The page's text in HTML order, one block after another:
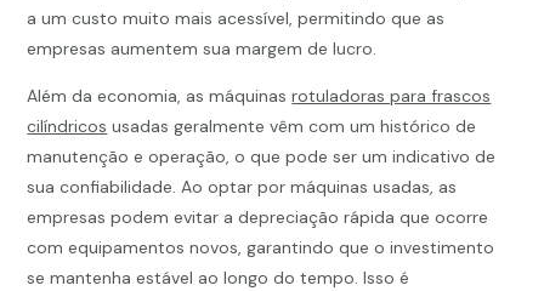
a um custo muito mais acessível, permitindo que as
empresas aumentem sua margem de lucro.
Além da economia, as máquinasrotuladoras para frascos
cilíndricos usadas geralmente vêm com um histórico de
manutenção e operação, o que pode ser um indicativo de
sua confiabilidade. Ao optar por máquinas usadas, as
empresas podem evitar a depreciação rápida que ocorre
com equipamentos novos, garantindo que o investimento
se mantenha estável ao longo do tempo. Isso é